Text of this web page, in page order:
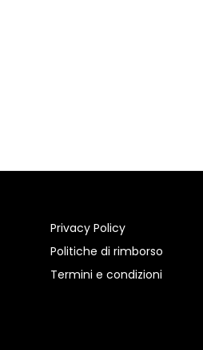
Privacy Policy
Politiche di rimborso
Termini e condizioni